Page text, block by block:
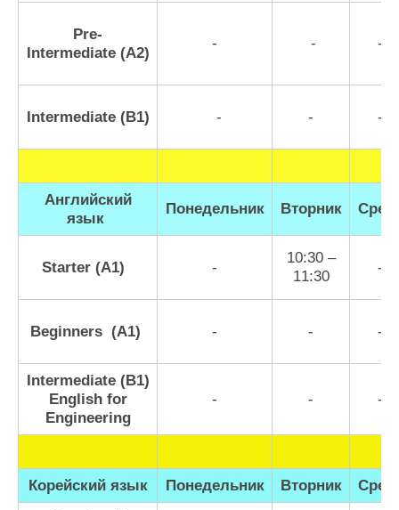
Pre-
Intermediate (A2)
- - -
Intermediate (B1) - - -
Английский
язык
Понедельник Вторник
Starter (А1) -
10:30 –
11:30
-
Beginners (A1) - - -
Intermediate (B1)
English for
Engineering
- - -
Корейский язык Понедельник Вторник